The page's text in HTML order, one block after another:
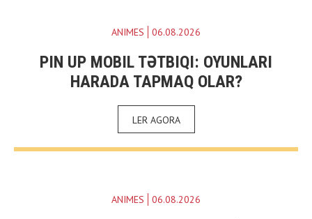
ANIMES 06.08.2026
PIN UP MOBIL TƏTBIQI: OYUNLARI
HARADA TAPMAQ OLAR?
LER AGORA
ANIMES 06.08.2026